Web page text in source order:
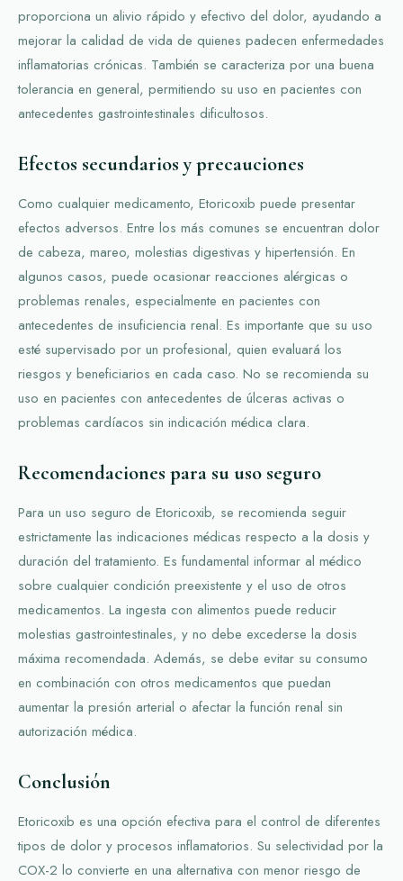
proporciona un alivio rápido y efectivo del dolor, ayudando a
mejorar la calidad de vida de quienes padecen enfermedades
inflamatorias crónicas. También se caracteriza por una buena
tolerancia en general, permitiendo su uso en pacientes con
antecedentes gastrointestinales dificultosos.
Efectos secundarios y precauciones
Como cualquier medicamento, Etoricoxib puede presentar
efectos adversos. Entre los más comunes se encuentran dolor
de cabeza, mareo, molestias digestivas y hipertensión. En
algunos casos, puede ocasionar reacciones alérgicas o
problemas renales, especialmente en pacientes con
antecedentes de insuficiencia renal. Es importante que su uso
esté supervisado por un profesional, quien evaluará los
riesgos y beneficiarios en cada caso. No se recomienda su
uso en pacientes con antecedentes de úlceras activas o
problemas cardíacos sin indicación médica clara.
Recomendaciones para su uso seguro
Para un uso seguro de Etoricoxib, se recomienda seguir
estrictamente las indicaciones médicas respecto a la dosis y
duración del tratamiento. Es fundamental informar al médico
sobre cualquier condición preexistente y el uso de otros
medicamentos. La ingesta con alimentos puede reducir
molestias gastrointestinales, y no debe excederse la dosis
máxima recomendada. Además, se debe evitar su consumo
en combinación con otros medicamentos que puedan
aumentar la presión arterial o afectar la función renal sin
autorización médica.
Conclusión
Etoricoxib es una opción efectiva para el control de diferentes
tipos de dolor y procesos inflamatorios. Su selectividad por la
COX-2 lo convierte en una alternativa con menor riesgo de